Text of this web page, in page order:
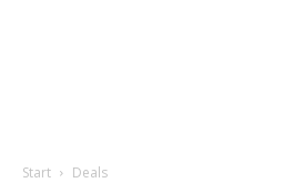
Start Deals